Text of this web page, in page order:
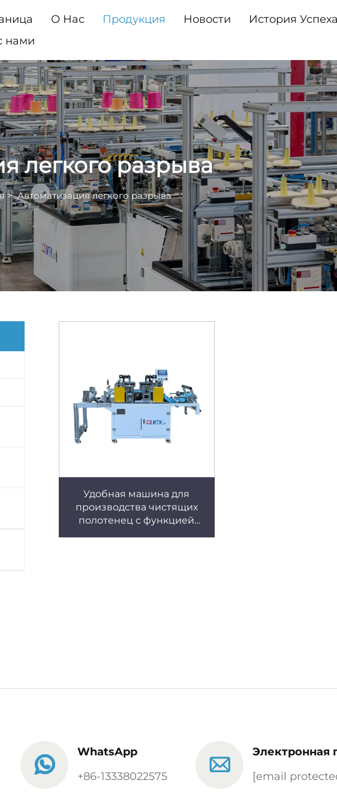
О Нас Продукция Новости
История Успеха
нами
легкого разрыва
>Автоматизация легкого разрыва
Удобная машина для
производства чистящих
полотенец с функцией
WhatsApp
+86-13338022575
Электронная
[email